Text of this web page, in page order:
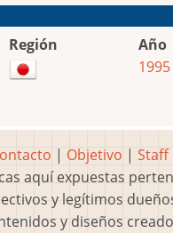
Región
Año
1995
| Objetivo | Staff
aquí expuestas
y legítimos
y diseños